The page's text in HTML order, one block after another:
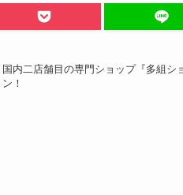
国内二店舗目の専門ショップ『多組シ
ン！